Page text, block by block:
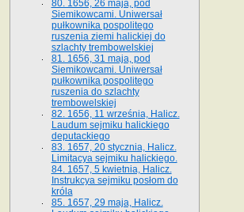
80. 1656, 26 maja, pod
Siemikowcami. Uniwersał
pułkownika pospolitego
ruszenia ziemi halickiej do
szlachty trembowelskiej
81. 1656, 31 maja, pod
Siemikowcami. Uniwersał
pułkownika pospolitego
ruszenia do szlachty
trembowelskiej
82. 1656, 11 września, Halicz.
Laudum sejmiku halickiego
deputackiego
83. 1657, 20 stycznia, Halicz.
Limitacya sejmiku halickiego.
84. 1657, 5 kwietnia, Halicz.
Instrukcya sejmiku posłom do
króla
85. 1657, 29 maja, Halicz.